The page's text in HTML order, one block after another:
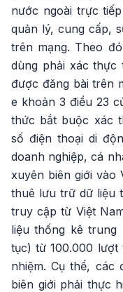
nước ngoài trực
quản lý, cung cấp,
trên mạng. Theo
dùng phải xác thực
được đăng bài trên
e khoản 3 điều 23
thức bắt buộc xác
số điện thoại di
doanh nghiệp, cá
xuyên biên giới vào
thuê lưu trữ dữ liệu
truy cập từ Việt
liệu thống kê trung
tục) từ 100.000
nhiệm. Cụ thể,
biên giới phải thực